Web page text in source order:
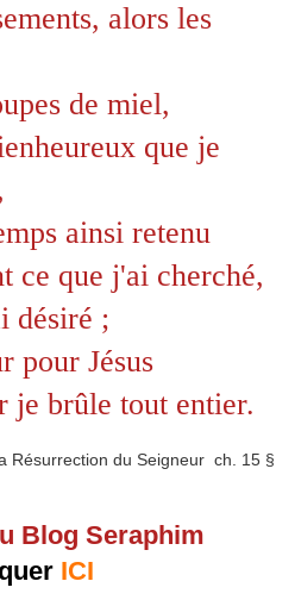
alors les
de miel,
que je
ainsi retenu
ce que j'ai cherché,
désiré ;
pour Jésus
je brûle tout entier.
Résurrection du Seigneur ch. 15 §
Blog Seraphim
ICI